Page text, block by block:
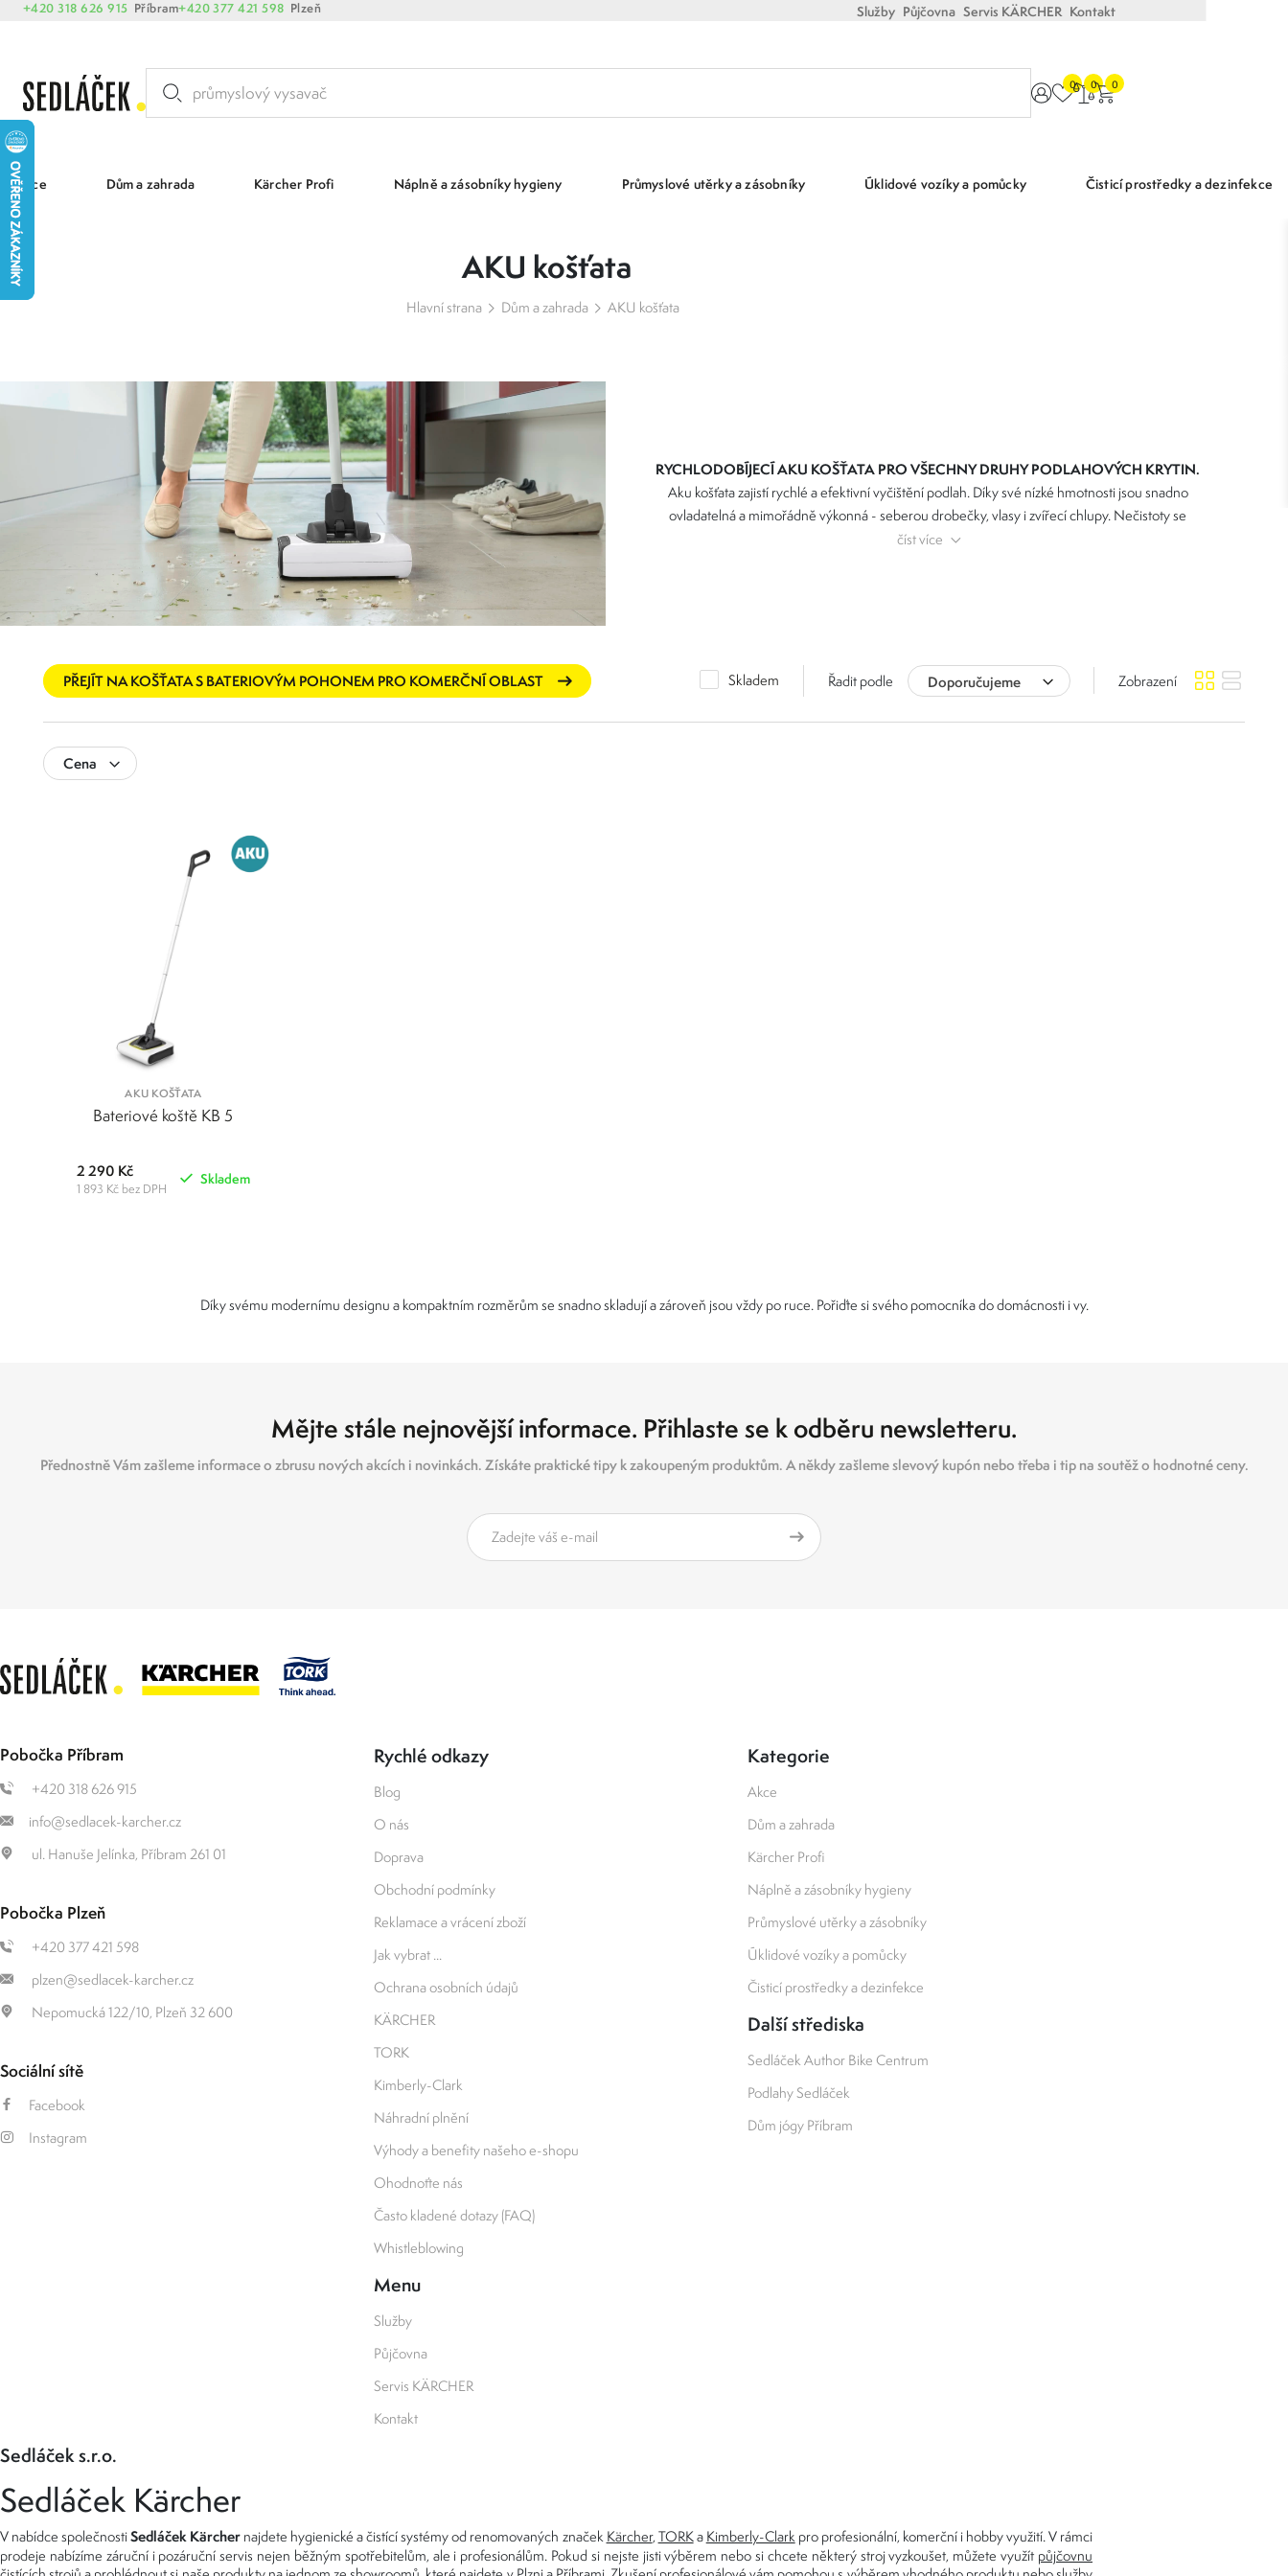
+420 318 626 915 Příbram+420 377 421 598 Plzeň Služby Půjčovna Servis KÄRCHER Kontakt
0 0 0
Akce Dům a zahrada Kärcher Profi Náplně a zásobníky hygieny Průmyslové utěrky a zásobníky Úklidové vozíky a pomůcky Čisticí prostředky a dezinfekce
AKU košťata
Hlavní strana Dům a zahrada AKU košťata
RYCHLODOBÍJECÍAKU KOŠŤATAPRO VŠECHNY DRUHY PODLAHOVÝCH KRYTIN.
Aku košťata zajistí rychlé a efektivní vyčištění podlah. Díky své nízké hmotnosti jsou snadno
ovladatelná a mimořádně výkonná - seberou drobečky, vlasy i zvířecí chlupy. Nečistoty se
nenesou vpřed, ale smetou se rotujícím kartáčem do nádoby, která je snadno vyjmutelná. Díky
číst více
PŘEJÍT NA KOŠŤATA S BATERIOVÝM POHONEM PRO KOMERČNÍ OBLAST Skladem Řadit podle Doporučujeme Zobrazení
Cena
AKU KOŠŤATA
Bateriové koště KB 5
2 290 Kč
1 893 Kč bez DPH
Skladem
Díky svému modernímu designu a kompaktním rozměrům se snadno skladují a zároveň jsou vždy po ruce. Pořiďte si svého pomocníka do domácnosti i vy.
Mějte stále nejnovější informace. Přihlaste se k odběru newsletteru.
Přednostně Vám zašleme informace o zbrusu nových akcích i novinkách. Získáte praktické tipy k zakoupeným produktům. A někdy zašleme slevový kupón nebo třeba i tip na soutěž o hodnotné ceny.
Pobočka Příbram
+420 318 626 915
info@sedlacek-karcher.cz
ul. Hanuše Jelínka, Příbram 261 01
Pobočka Plzeň
+420 377 421 598
plzen@sedlacek-karcher.cz
Nepomucká 122/10, Plzeň 32 600
Sociální sítě
Facebook
Instagram
Rychlé odkazy
Blog
O nás
Doprava
Obchodní podmínky
Reklamace a vrácení zboží
Jak vybrat ...
Ochrana osobních údajů
KÄRCHER
TORK
Kimberly-Clark
Náhradní plnění
Výhody a benefity našeho e-shopu
Ohodnoťte nás
Často kladené dotazy (FAQ)
Whistleblowing
Menu
Služby
Půjčovna
Servis KÄRCHER
Kontakt
Kategorie
Akce
Dům a zahrada
Kärcher Profi
Náplně a zásobníky hygieny
Průmyslové utěrky a zásobníky
Úklidové vozíky a pomůcky
Čisticí prostředky a dezinfekce
Další střediska
Sedláček Author Bike Centrum
Podlahy Sedláček
Dům jógy Příbram
Sedláček s.r.o.
Sedláček Kärcher
V nabídce společnostiSedláček Kärcher najdete hygienické a čistící systémy od renomovaných značek Kärcher, TORKa Kimberly-Clark pro profesionální, komerční i hobby využití. V rámci
prodeje nabízíme záruční i pozáruční servis nejen běžným spotřebitelům, ale i profesionálům. Pokud si nejste jisti výběrem nebo si chcete některý stroj vyzkoušet, můžete využít půjčovnu